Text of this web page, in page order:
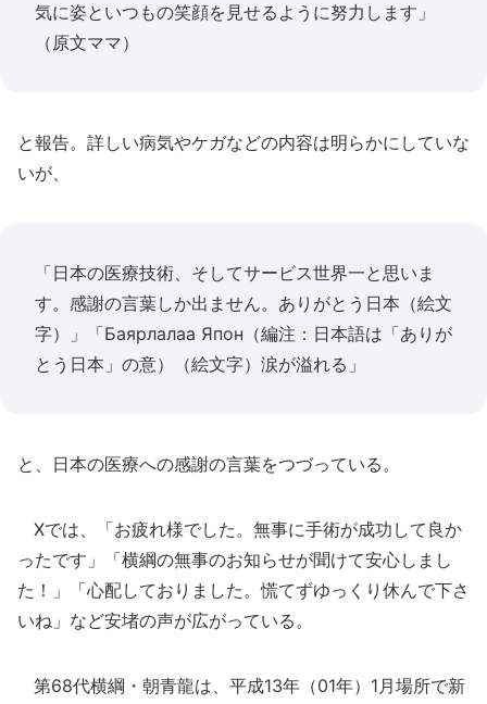
気に姿といつもの笑顔を見せるように努力します」
（原文ママ）
と報告。詳しい病気やケガなどの内容は明らかにしていな
いが、
「日本の医療技術、そしてサービス世界一と思いま
す。感謝の言葉しか出ません。ありがとう日本（絵文
字）」「Баярлалаа Япон（編注：日本語は「ありが
とう日本」の意）（絵文字）涙が溢れる」
と、日本の医療への感謝の言葉をつづっている。
Xでは、「お疲れ様でした。無事に手術が成功して良か
ったです」「横綱の無事のお知らせが聞けて安心しまし
た！」「心配しておりました。慌てずゆっくり休んで下さ
いね」など安堵の声が広がっている。
第68代横綱・朝青龍は、平成13年（01年）1月場所で新